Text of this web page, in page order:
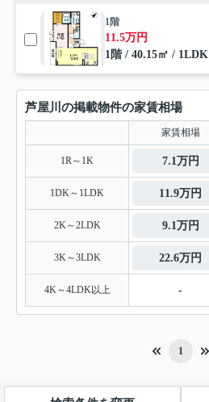
1階
11.5万円
1階 / 40.15㎡ / 1LDK
芦屋川の掲載物件の家賃相場
家賃相場
1R～1K 7.1万円
1DK～1LDK 11.9万円
2K～2LDK 9.1万円
3K～3LDK 22.6万円
4K～4LDK以上 -
1